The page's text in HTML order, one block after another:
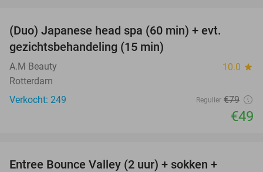
(Duo) Japanese head spa (60 min) + evt.
gezichtsbehandeling (15 min)
A.M Beauty 10.0 star
Rotterdam
Verkocht: 249
Regulier €79
€49
Entree Bounce Valley (2 uur) + sokken +